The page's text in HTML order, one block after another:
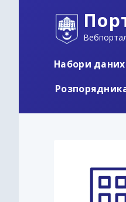
Набори даних